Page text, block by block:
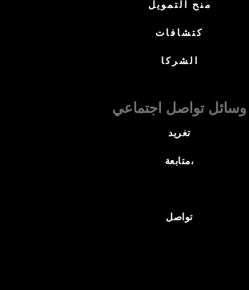
منح التمويل
كتشافات
الشركا
وسائل تواصل اجتماعي
تغريد
متابعة،
تواصل